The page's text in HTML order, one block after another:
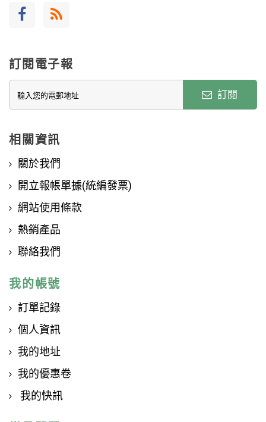
訂閱電子報
訂閱
相關資訊
關於我們
開立報帳單據(統編發票)
網站使用條款
熱銷產品
聯絡我們
我的帳號
訂單記錄
個人資訊
我的地址
我的優惠卷
我的快訊